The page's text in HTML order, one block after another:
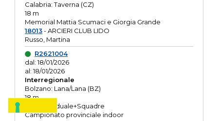
Calabria: Taverna (CZ)
18 m
Memorial Mattia Scumaci e Giorgia Grande
18013- ARCIERI CLUB LIDO
Russo, Martina
R2621004
dal: 18/01/2026
al: 18/01/2026
Interregionale
Bolzano: Lana/Lana (BZ)
18 m
O.R. Individuale+Squadre
Campionato provinciale indoor